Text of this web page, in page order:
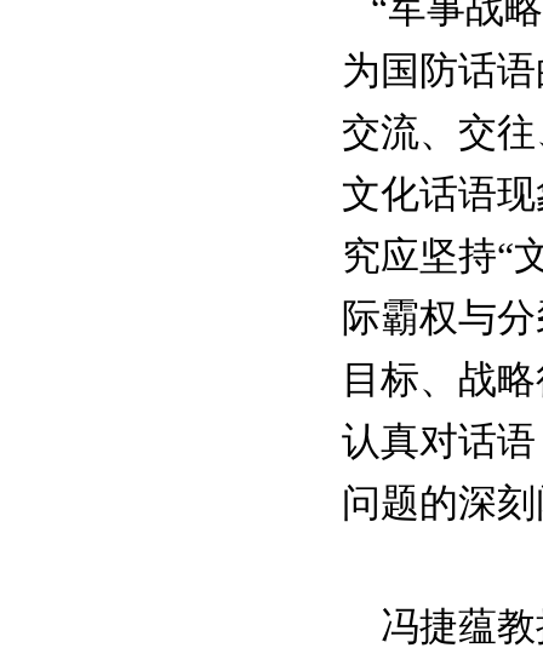
为国防话
交流、交
文化话语
究应坚持“
际霸权与
目标、战
认真对话
问题的深
冯捷蕴教